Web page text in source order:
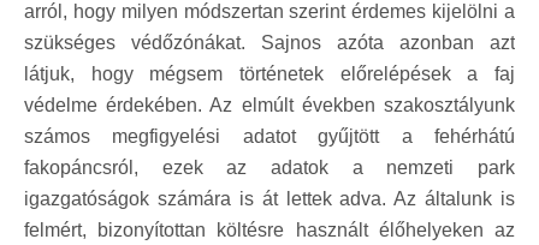
arról, hogy milyen módszertan szerint érdemes kijelölni a
szükséges védőzónákat. Sajnos azóta azonban azt
látjuk, hogy mégsem történetek előrelépések a faj
védelme érdekében. Az elmúlt években szakosztályunk
számos megfigyelési adatot gyűjtött a fehérhátú
fakopáncsról, ezek az adatok a nemzeti park
igazgatóságok számára is át lettek adva. Az általunk is
felmért, bizonyítottan költésre használt élőhelyeken az